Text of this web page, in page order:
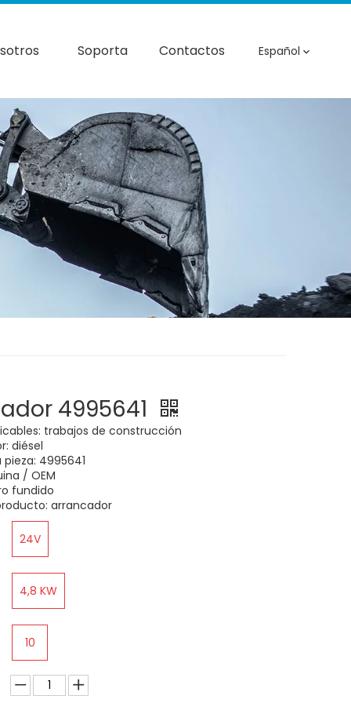
Soporta Contactos Español
4995641
trabajos de construcción
diésel
4995641
/ OEM
fundido
arrancador
24V
4,8 KW
10